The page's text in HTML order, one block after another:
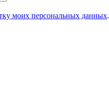
моих персональных данных.